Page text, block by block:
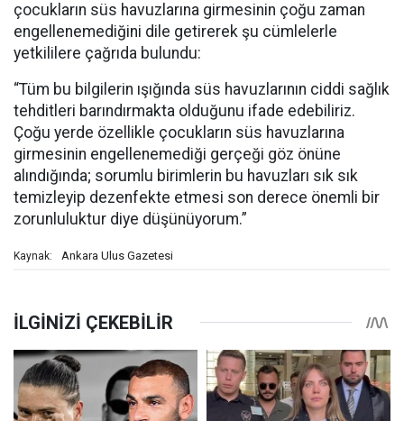
çocukların süs havuzlarına girmesinin çoğu zaman
engellenemediğini dile getirerek şu cümlelerle
yetkililere çağrıda bulundu:
“Tüm bu bilgilerin ışığında süs havuzlarının ciddi sağlık
tehditleri barındırmakta olduğunu ifade edebiliriz.
Çoğu yerde özellikle çocukların süs havuzlarına
girmesinin engellenemediği gerçeği göz önüne
alındığında; sorumlu birimlerin bu havuzları sık sık
temizleyip dezenfekte etmesi son derece önemli bir
zorunluluktur diye düşünüyorum.”
Kaynak: Ankara Ulus Gazetesi